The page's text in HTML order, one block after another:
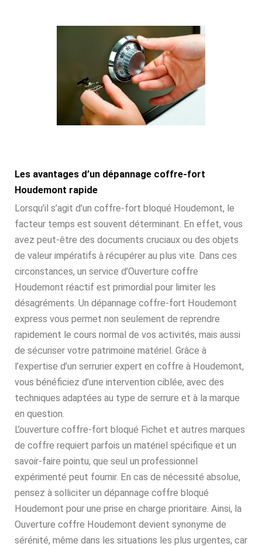
Les avantages d’un dépannage coffre-fort
Houdemont rapide
Lorsqu’il s’agit d’un coffre-fort bloqué Houdemont, le
facteur temps est souvent déterminant. En effet, vous
avez peut-être des documents cruciaux ou des objets
de valeur impératifs à récupérer au plus vite. Dans ces
circonstances, un service d’Ouverture coffre
Houdemont réactif est primordial pour limiter les
désagréments. Un dépannage coffre-fort Houdemont
express vous permet non seulement de reprendre
rapidement le cours normal de vos activités, mais aussi
de sécuriser votre patrimoine matériel. Grâce à
l’expertise d’un serrurier expert en coffre à Houdemont,
vous bénéficiez d’une intervention ciblée, avec des
techniques adaptées au type de serrure et à la marque
en question.
L’ouverture coffre-fort bloqué Fichet et autres marques
de coffre requiert parfois un matériel spécifique et un
savoir-faire pointu, que seul un professionnel
expérimenté peut fournir. En cas de nécessité absolue,
pensez à solliciter un dépannage coffre bloqué
Houdemont pour une prise en charge prioritaire. Ainsi, la
Ouverture coffre Houdemont devient synonyme de
sérénité, même dans les situations les plus urgentes, car